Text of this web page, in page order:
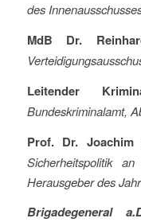
des
MdB Dr.
Leitender
Bundeskriminalamt,
Prof. Dr. Joachim
Sicherheitspolitik
Herausgeber des
Brigadegeneral